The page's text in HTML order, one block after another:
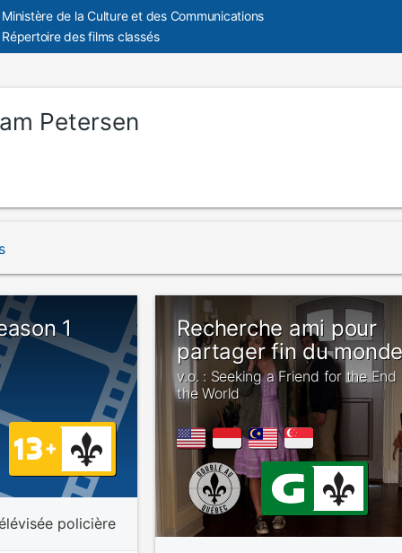
Ministère de la Culture et des Communications
Répertoire des films classés
Petersen
1
policière
Recherche ami pour
partager fin du
v.o. : Seeking a Friend for the End
the World